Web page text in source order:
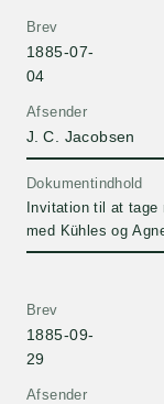
Afsender
J. C. Jacobsen
Brev
1885-07-
04
Dokumentindhold
Invitation til at tage
med Kühles og
Afsender
Brev
1885-09-
29